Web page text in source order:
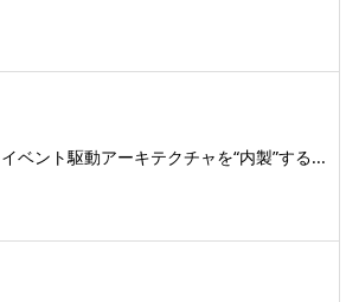
イベント駆動アーキテクチャを“内製”する...